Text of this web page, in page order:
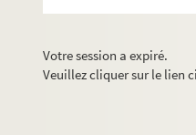
Votre session a expiré.
Veuillez cliquer sur le lien